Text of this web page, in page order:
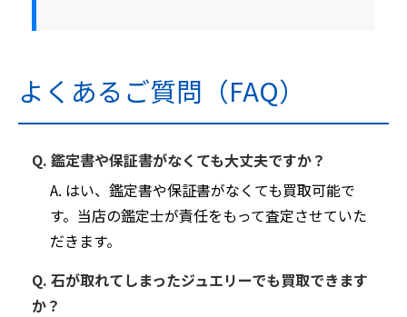
よくあるご質問（FAQ）
Q. 鑑定書や保証書がなくても大丈夫ですか？
A. はい、鑑定書や保証書がなくても買取可能で
す。当店の鑑定士が責任をもって査定させていた
だきます。
Q. 石が取れてしまったジュエリーでも買取できます
か？